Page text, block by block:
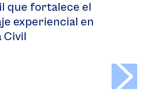
que fortalece el
experiencial en
Civil